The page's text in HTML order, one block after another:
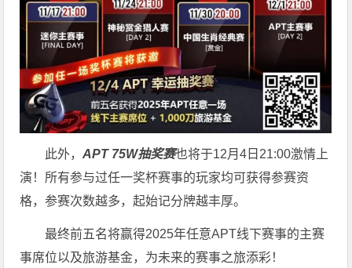
此外，APT 75W抽奖赛也将于12月4日21:00激情上
演！所有参与过任一奖杯赛事的玩家均可获得参赛资
格，参赛次数越多，起始记分牌越丰厚。
最终前五名将赢得2025年任意APT线下赛事的主赛
事席位以及旅游基金，为未来的赛事之旅添彩！